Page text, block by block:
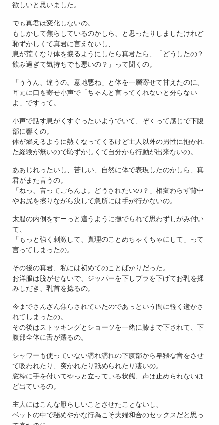
欲しいと思いました。
でも真君は変化しないの。
もしかして焦らしているのかしら、と思ったりしましたけれど
恥ずかしくて真君に言えないし、
息が荒くなり体を捩るようにしたら真君たら、「どうしたの？
飲み過ぎて気持ちでも悪いの？」って聞くの。
「ううん、違うの。意地悪ね」と体を一層寄せて甘えたのに、
耳元に口を寄せ小声で「ちゃんと言ってくれないと分らない
よ」ですって。
小声で話す息がくすぐったいようでいて、ぞくって感じで下腹
部に響くの。
体が燃えるように熱くなってくるけど主人以外の男性に抱かれ
た経験が無いので恥ずかしくて自分から行動が出来ないの。
ああじれったいし、苦しい、自然に体で表現したのかしら、真
君がまた言うの。
「ねっ、言ってごらんよ。どうされたいの？」相変わらず背中
やお尻を擦りながら決して急所には手が行かないの。
太腿の内側をすーっと這うように撫でられて思わずしがみ付い
て、
「もっと強く刺激して、真理のことめちゃくちゃにして」って
言ってしまったの。
その後の真君、私には初めてのことばかりだった。
お洋服は脱がせないで、ジッパーを下しブラを下げてお乳を揉
みしだき、乳首を捻るの。
今までさんざん焦らされていたのであっという間に軽く逝かさ
れてしまったの。
その後はストッキングとショーツを一緒に膝まで下されて、下
腹部全体に舌が躍るの。
シャワーも使っていない濡れ濡れの下腹部から卑猥な音をさせ
て吸われたり、突かれたり舐められたり凄いの。
窓枠に手を付いてやっと立っている状態、声は止められないほ
ど出ているの。
主人にはこんな厭らしいことさせたことないし、
ベットの中で秘めやかな行為こそ夫婦和合のセックスだと思っ